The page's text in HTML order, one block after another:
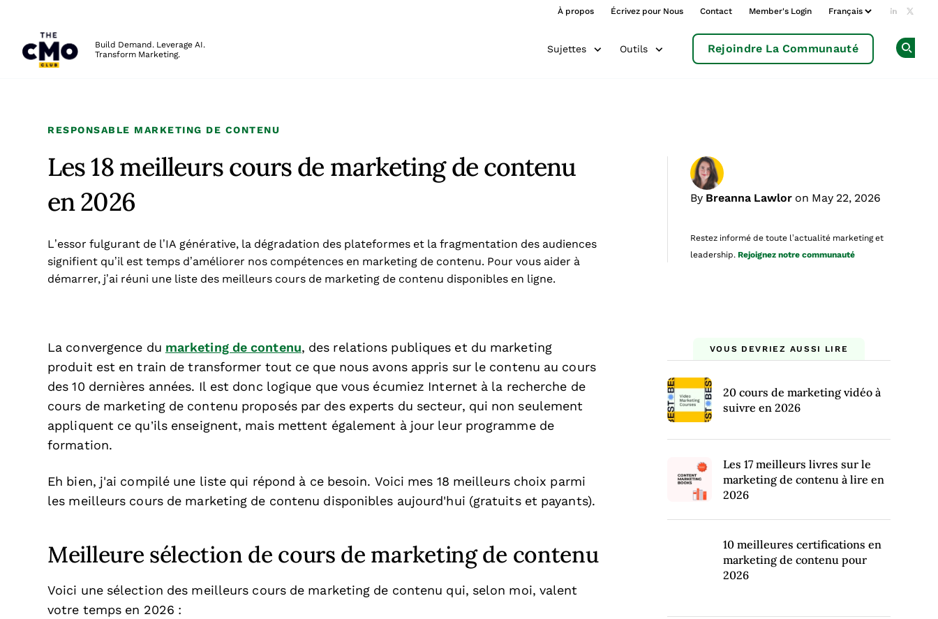
À propos Écrivez pour Nous Contact Member's Login Add us
Build Demand. Leverage AI.
Transform Marketing.
Sujettes Outils Rejoindre La Communauté
RESPONSABLE MARKETING DE CONTENU
Les 18 meilleurs cours de marketing de contenu
en 2026
By Breanna Lawlor on May 22, 2026
Restez informé de toute l’actualité marketing et
leadership. Rejoignez notre communauté
L’essor fulgurant de l’IA générative, la dégradation des plateformes et la fragmentation des audiences
signifient qu’il est temps d’améliorer nos compétences en marketing de contenu. Pour vous aider à
démarrer, j’ai réuni une liste des meilleurs cours de marketing de contenu disponibles en ligne.
La convergence du marketing de contenu, des relations publiques et du marketing
produit est en train de transformer tout ce que nous avons appris sur le contenu au cours
des 10 dernières années. Il est donc logique que vous écumiez Internet à la recherche de
cours de marketing de contenu proposés par des experts du secteur, qui non seulement
appliquent ce qu’ils enseignent, mais mettent également à jour leur programme de
formation.
Eh bien, j'ai compilé une liste qui répond à ce besoin. Voici mes 18 meilleurs choix parmi
les meilleurs cours de marketing de contenu disponibles aujourd'hui (gratuits et payants).
Meilleure sélection de cours de marketing de contenu
Voici une sélection des meilleurs cours de marketing de contenu qui, selon moi, valent
votre temps en 2026 :
VOUS DEVRIEZ AUSSI LIRE
20 cours de marketing vidéo à
suivre en 2026
Les 17 meilleurs livres sur le
marketing de contenu à lire en
2026
10 meilleures certifications en
marketing de contenu pour
2026